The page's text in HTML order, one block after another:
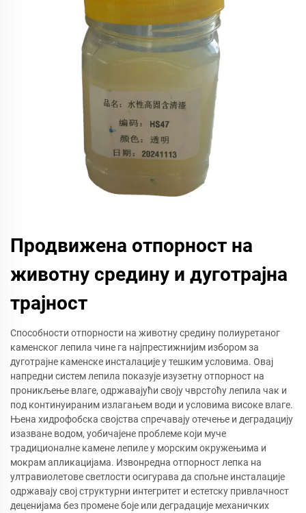
Продвижена отпорност на
животну средину и дуготрајна
трајност
Способности отпорности на животну средину полиуретаног
каменског лепила чине га најпрестижнијим избором за
дуготрајне каменске инсталације у тешким условима. Овај
напредни систем лепила показује изузетну отпорност на
проникљење влаге, одржавајући своју чврстоћу лепила чак и
под континуираним излагањем води и условима високе влаге.
Њена хидрофобска својства спречавају отечење и деградацију
изазване водом, уобичајене проблеме који муче
традиционалне камене лепиле у морским окружењима и
мокрам апликацијама. Извонредна отпорност лепка на
ултравиолетове светлости осигурава да спољне инсталације
одржавају свој структурни интегритет и естетску привлачност
деценијама без промене боје или деградације механичких